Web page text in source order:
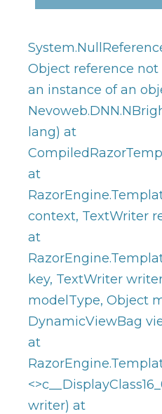
Object reference not
an instance of an
lang) at
at
context, TextWriter
at
key, TextWriter
modelType, Object
DynamicViewBag
at
writer) at